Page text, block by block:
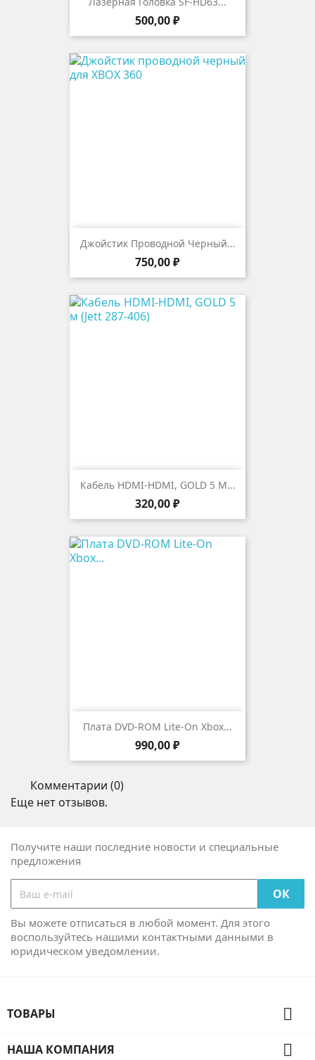
Цена
500,00 ₽
Джойстик Проводной Черный...
Цена
750,00 ₽
Кабель HDMI-HDMI, GOLD 5 М...
Цена
320,00 ₽
Плата DVD-ROM Lite-On Xbox...
Цена
990,00 ₽
Комментарии (0)
Еще нет отзывов.
Получите наши последние новости и специальные
предложения
Вы можете отписаться в любой момент. Для этого
воспользуйтесь нашими контактными данными в
юридическом уведомлении.
ТОВАРЫ 
НАША КОМПАНИЯ 